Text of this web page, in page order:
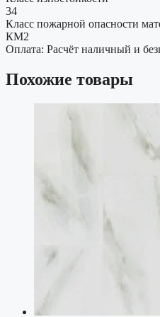
34
Класс пожарной опасности
КМ2
Оплата: Расчёт наличный и
Похожие товары